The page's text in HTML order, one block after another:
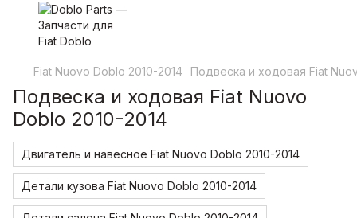
Fiat Nuovo Doblo 2010-2014 Подвеска и ходовая Fiat
Подвеска и ходовая Fiat Nuovo
Doblo 2010-2014
Двигатель и навесное Fiat Nuovo Doblo 2010-2014
Детали кузова Fiat Nuovo Doblo 2010-2014